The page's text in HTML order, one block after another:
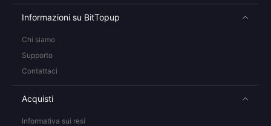
Informazioni su BitTopup
Chi siamo
Supporto
Contattaci
Acquisti
Informativa sui resi